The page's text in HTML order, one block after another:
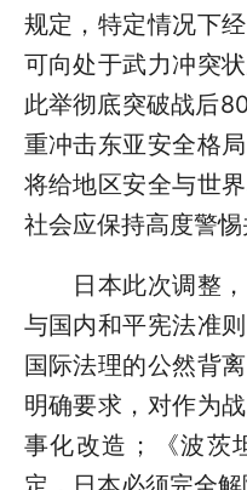
规定，特定情况下
可向处于武力冲突
此举彻底突破战后
重冲击东亚安全格
将给地区安全与世
社会应保持高度警惕
日本此次调整，
与国内和平宪法准
国际法理的公然背
明确要求，对作为
事化改造；《波茨